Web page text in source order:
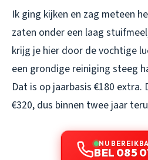
Ik ging kijken en zag meteen
zaten onder een laag
krijg je hier door de vochtige
een grondige reiniging steeg
Dat is op jaarbasis €180
€320, dus binnen twee jaar
NU
BEL 085